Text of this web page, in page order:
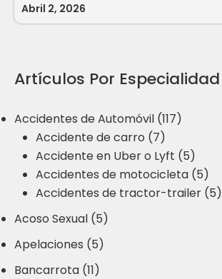
Abril 2, 2026
Artículos Por Especialidad
Accidentes de Automóvil (117)
Accidente de carro (7)
Accidente en Uber o Lyft (5)
Accidentes de motocicleta (5)
Accidentes de tractor-trailer (5)
Acoso Sexual (5)
Apelaciones (5)
Bancarrota (11)